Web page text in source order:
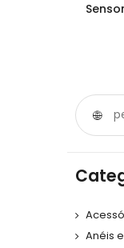
Anéis